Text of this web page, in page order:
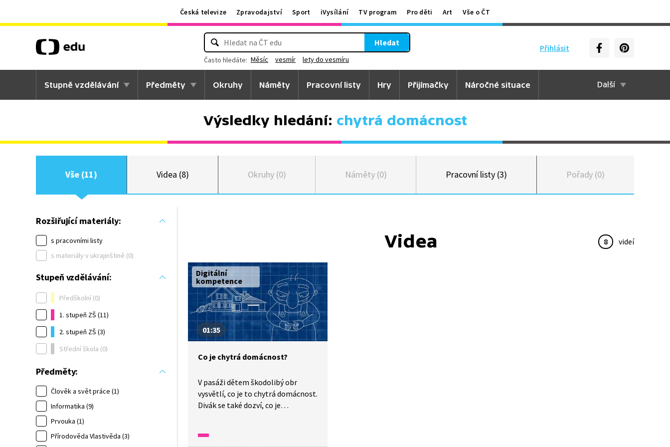
Česká televize Zpravodajství Sport iVysílání TV program Pro děti Art Vše o ČT
Přihlásit
Hledat
Často hledáte: Měsíc vesmír lety do vesmíru
Stupně vzdělávání Předměty Okruhy Náměty Pracovní listy Hry Přijímačky Náročné situace Další
Výsledky hledání: chytrá domácnost
Vše (11) Videa (8) Okruhy (0) Náměty (0) Pracovní listy (3) Pořady (0)
Rozšiřující materiály:
s pracovními listy
s materiály v ukrajinštině (0)
Stupeň vzdělávání:
Předškolní (0)
1. stupeň ZŠ (11)
2. stupeň ZŠ (3)
Střední škola (0)
Předměty:
Člověk a svět práce (1)
Informatika (9)
Prvouka (1)
Přírodověda Vlastivěda (3)
Videa 8 videí
Digitální
kompetence
01:35
Co je chytrá domácnost?
V pasáži dětem škodolibý obr
vysvětlí, co je to chytrá domácnost.
Divák se také dozví, co je